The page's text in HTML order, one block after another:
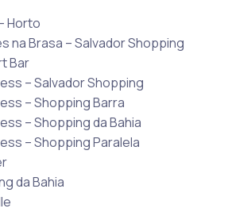
Horto
na Brasa – Salvador Shopping
Bar
– Salvador Shopping
– Shopping Barra
– Shopping da Bahia
– Shopping Paralela
da Bahia